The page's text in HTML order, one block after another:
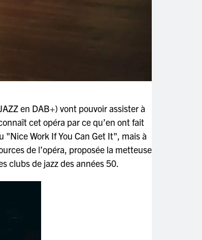
en DAB+) vont pouvoir assister à
cet opéra par ce qu’en ont fait
Work If You Can Get It", mais à
de l’opéra, proposée la metteuse
clubs de jazz des années 50.